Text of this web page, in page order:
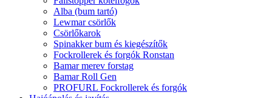
Alba (bum tartó)
Lewmar csörlők
Csörlőkarok
Spinakker bum és kiegészítők
Fockrollerek és forgók Ronstan
Bamar merev forstag
Bamar Roll Gen
PROFURL Fockrollerek és forgók